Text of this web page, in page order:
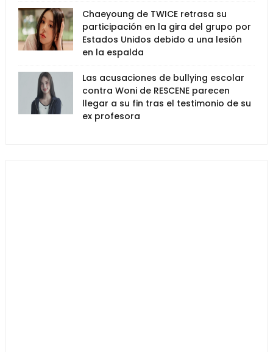
Chaeyoung de TWICE retrasa su
participación en la gira del grupo por
Estados Unidos debido a una lesión
en la espalda
Las acusaciones de bullying escolar
contra Woni de RESCENE parecen
llegar a su fin tras el testimonio de su
ex profesora